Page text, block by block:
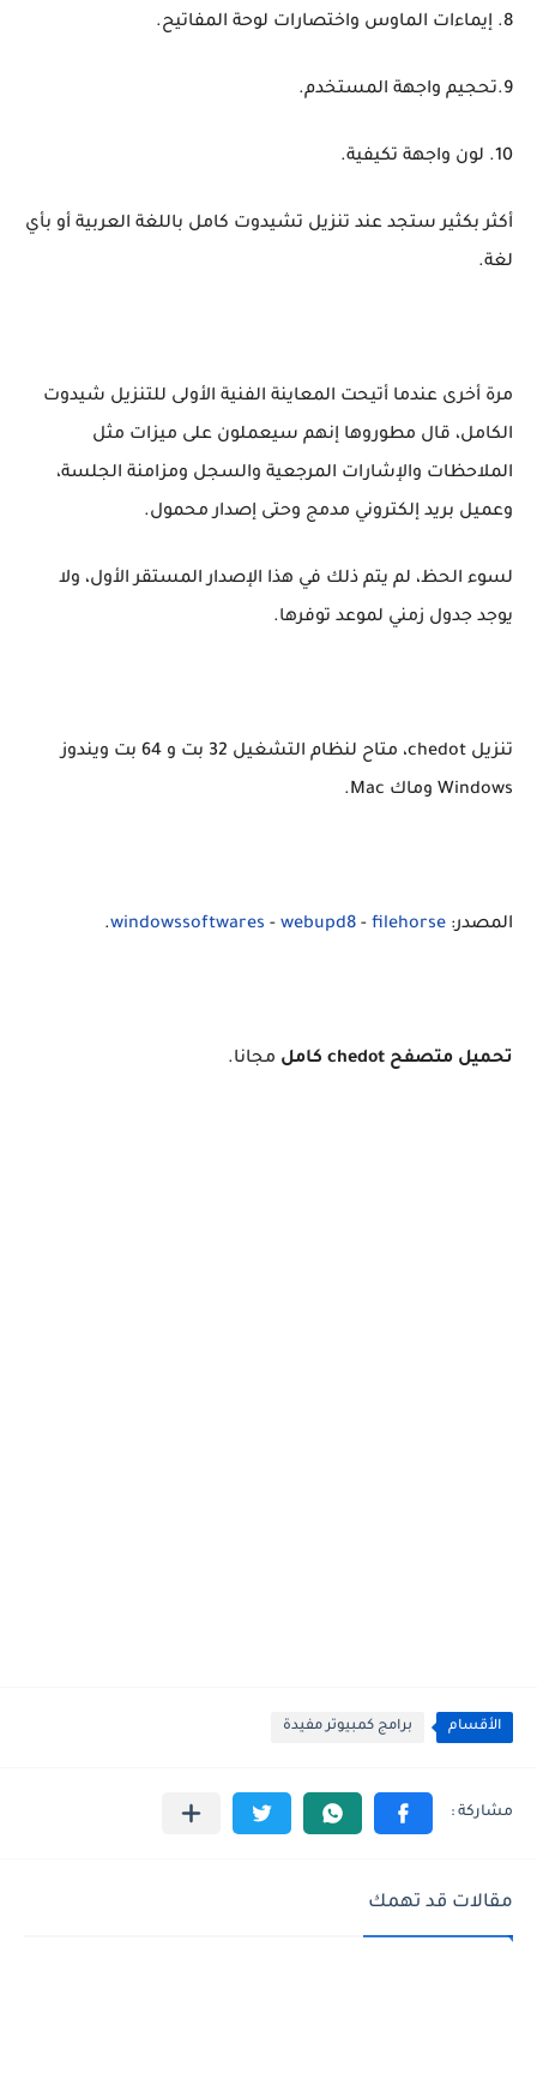
8. إيماءات الماوس واختصارات لوحة المفاتيح.
9.تحجيم واجهة المستخدم.
10. لون واجهة تكيفية.
أكثر بكثير ستجد عند تنزيل تشيدوت كامل باللغة العربية أو بأي
لغة.
مرة أخرى عندما أتيحت المعاينة الفنية الأولى للتنزيل شيدوت
الكامل، قال مطوروها إنهم سيعملون على ميزات مثل
الملاحظات والإشارات المرجعية والسجل ومزامنة الجلسة،
وعميل بريد إلكتروني مدمج وحتى إصدار محمول.
لسوء الحظ، لم يتم ذلك في هذا الإصدار المستقر الأول، ولا
يوجد جدول زمني لموعد توفرها.
تنزيل chedot، متاح لنظام التشغيل 32 بت و 64 بت ويندوز
Windows وماك Mac.
المصدر: windowssoftwares - webupd8 - filehorse
.
تحميل متصفح chedot كامل مجانا.
الأقسام برامج كمبيوتر مفيدة
مقالات قد تهمك